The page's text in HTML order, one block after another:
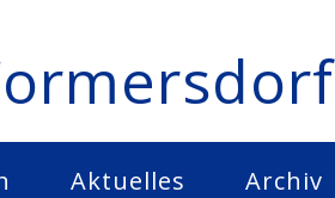
Aktuelles Archiv